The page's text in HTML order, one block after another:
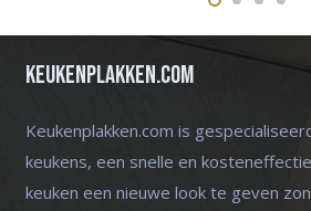
Keukenplakken.com
Keukenplakken.com is
keukens, een snelle en
keuken een nieuwe look te geven